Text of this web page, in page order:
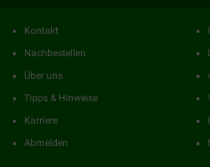
Kontakt
Nachbestellen
Über uns
Tipps & Hinweise
Karriere
Abmelden